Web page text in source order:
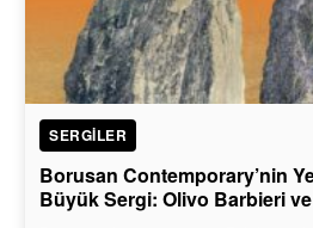
SERGILER
Borusan Contemporary’nin
Büyük Sergi: Olivo Barbieri